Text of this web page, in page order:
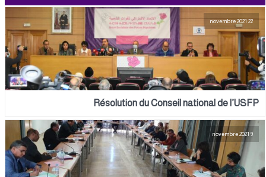
22 novembre 2021
Résolution du Conseil national de l’USFP